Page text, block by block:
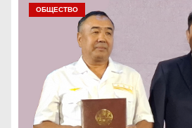
ОБЩЕСТВО